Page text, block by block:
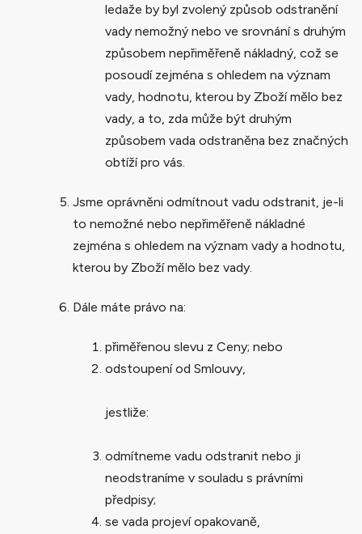
ledaže by byl zvolený způsob odstranění
vady nemožný nebo ve srovnání s druhým
způsobem nepřiměřeně nákladný, což se
posoudí zejména s ohledem na význam
vady, hodnotu, kterou by Zboží mělo bez
vady, a to, zda může být druhým
způsobem vada odstraněna bez značných
obtíží pro vás.
Jsme oprávněni odmítnout vadu odstranit, je-li
to nemožné nebo nepřiměřeně nákladné
zejména s ohledem na význam vady a hodnotu,
kterou by Zboží mělo bez vady.
Dále máte právo na:
přiměřenou slevu z Ceny; nebo
odstoupení od Smlouvy,
jestliže:
odmítneme vadu odstranit nebo ji
neodstraníme v souladu s právními
předpisy;
se vada projeví opakovaně,